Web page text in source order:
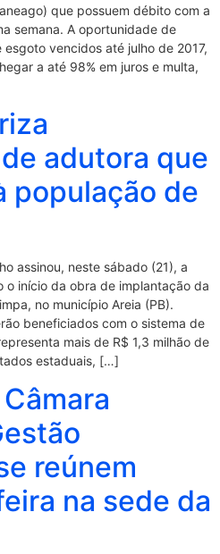
que possuem débito com a
semana. A oportunidade de
vencidos até julho de 2017,
a até 98% em juros e multa,
adutora que
população de
assinou, neste sábado (21), a
início da obra de implantação da
no município Areia (PB).
beneficiados com o sistema de
mais de R$ 1,3 milhão de
estaduais, […]
reúnem
na sede da